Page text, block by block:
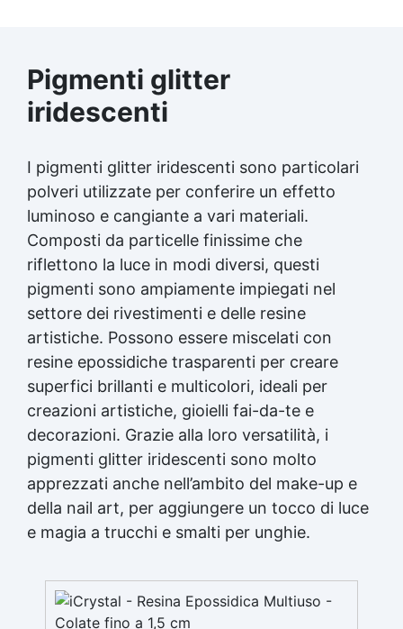
Pigmenti glitter
iridescenti
I pigmenti glitter iridescenti sono particolari
polveri utilizzate per conferire un effetto
luminoso e cangiante a vari materiali.
Composti da particelle finissime che
riflettono la luce in modi diversi, questi
pigmenti sono ampiamente impiegati nel
settore dei rivestimenti e delle resine
artistiche. Possono essere miscelati con
resine epossidiche trasparenti per creare
superfici brillanti e multicolori, ideali per
creazioni artistiche, gioielli fai-da-te e
decorazioni. Grazie alla loro versatilità, i
pigmenti glitter iridescenti sono molto
apprezzati anche nell’ambito del make-up e
della nail art, per aggiungere un tocco di luce
e magia a trucchi e smalti per unghie.